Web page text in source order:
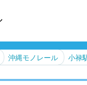
沖縄モノレール 小禄